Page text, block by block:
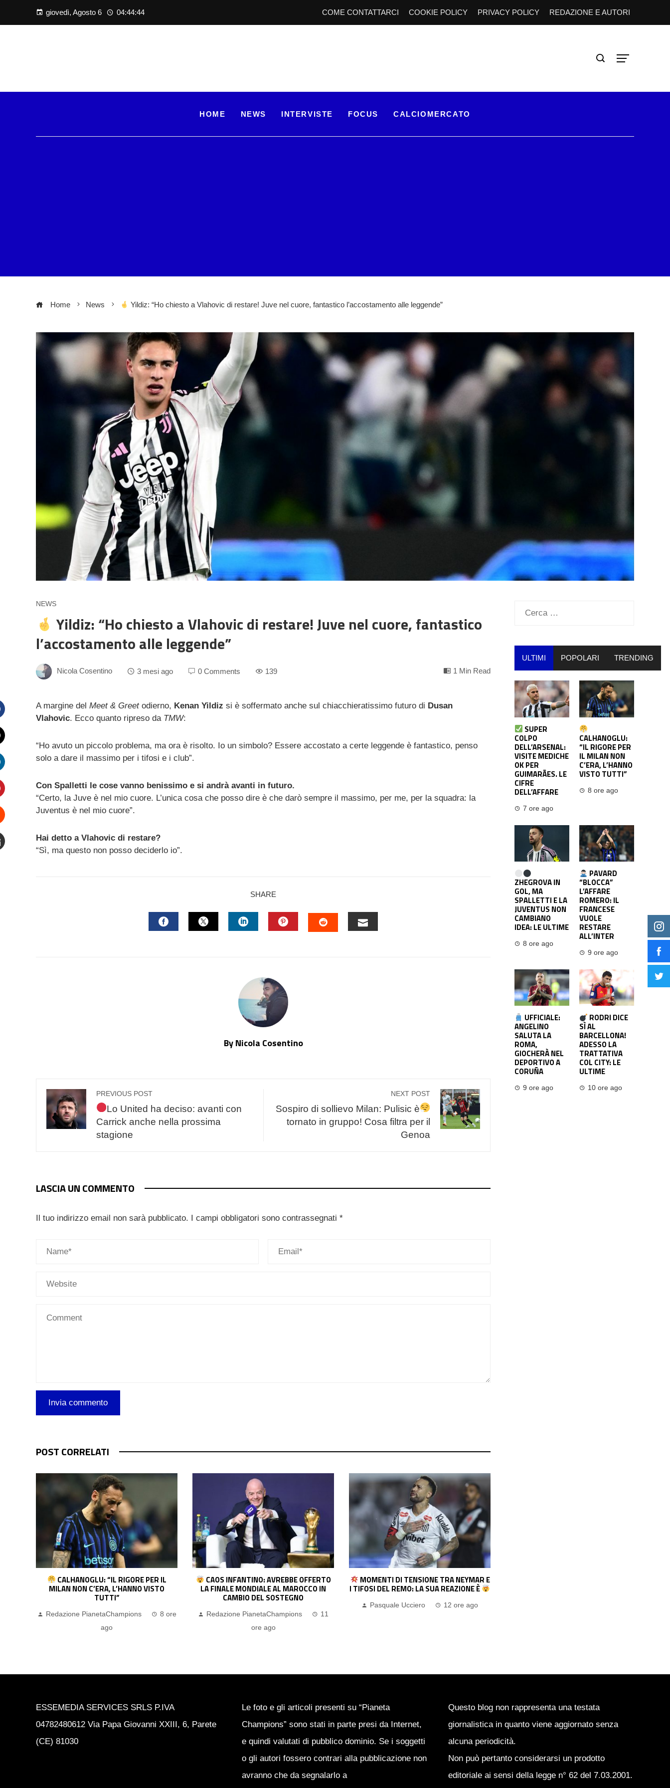
giovedì, Agosto 6 04:44:45 COME CONTATTARCI COOKIE POLICY PRIVACY POLICY REDAZIONE E AUTORI
HOME NEWS INTERVISTE FOCUS CALCIOMERCATO
Home News Yildiz: “Ho chiesto a Vlahovic di restare! Juve nel cuore, fantastico l’accostamento alle leggende”
NEWS
Yildiz: “Ho chiesto a Vlahovic di restare! Juve nel cuore, fantastico
l’accostamento alle leggende”
Nicola Cosentino 3 mesi ago 0 Comments 139 1 Min Read
A margine del Meet & Greetodierno, Kenan Yildiz si è soffermato anche sul chiacchieratissimo futuro di Dusan
Vlahovic. Ecco quanto ripreso da TMW:
“Ho avuto un piccolo problema, ma ora è risolto. Io un simbolo? Essere accostato a certe leggende è fantastico, penso
solo a dare il massimo per i tifosi e i club”.
Con Spalletti le cose vanno benissimo e si andrà avanti in futuro.
“Certo, la Juve è nel mio cuore. L’unica cosa che posso dire è che darò sempre il massimo, per me, per la squadra: la
Juventus è nel mio cuore”.
Hai detto a Vlahovic di restare?
“Sì, ma questo non posso deciderlo io”.
SHARE
By Nicola Cosentino
PREVIOUS POST
Lo United ha deciso: avanti con
Carrick anche nella prossima
stagione
NEXT POST
Sospiro di sollievo Milan: Pulisic è
tornato in gruppo! Cosa filtra per il
Genoa
LASCIA UN COMMENTO
Il tuo indirizzo email non sarà pubblicato. I campi obbligatori sono contrassegnati *
POST CORRELATI
CALHANOGLU: “IL RIGORE PER IL
MILAN NON C’ERA, L’HANNO VISTO
TUTTI”
Redazione PianetaChampions
8 ore
ago
CAOS INFANTINO: AVREBBE OFFERTO
LA FINALE MONDIALE AL MAROCCO IN
CAMBIO DEL SOSTEGNO
Redazione PianetaChampions
11
ore ago
MOMENTI DI TENSIONE TRA NEYMAR E
I TIFOSI DEL REMO: LA SUA REAZIONE È
Pasquale Ucciero 12 ore ago
Ricerca
ULTIMI POPOLARI TRENDING
SUPER
COLPO
DELL’ARSENAL:
VISITE MEDICHE
OK PER
GUIMARÃES. LE
CIFRE
DELL’AFFARE
7 ore ago
CALHANOGLU:
“IL RIGORE PER
IL MILAN NON
C’ERA, L’HANNO
VISTO TUTTI”
8 ore ago
ZHEGROVA IN
GOL, MA
SPALLETTI E LA
JUVENTUS NON
CAMBIANO
IDEA: LE ULTIME
8 ore ago
PAVARD
“BLOCCA”
L’AFFARE
ROMERO: IL
FRANCESE
VUOLE
RESTARE
ALL’INTER
9 ore ago
UFFICIALE:
ANGELINO
SALUTA LA
ROMA,
GIOCHERÀ NEL
DEPORTIVO A
CORUÑA
9 ore ago
RODRI DICE
SÌ AL
BARCELLONA!
ADESSO LA
TRATTATIVA
COL CITY: LE
ULTIME
10 ore ago
ESSEMEDIA SERVICES SRLS P.IVA
04782480612 Via Papa Giovanni XXIII, 6, Parete
(CE) 81030
Le foto e gli articoli presenti su “Pianeta
Champions” sono stati in parte presi da Internet,
e quindi valutati di pubblico dominio. Se i soggetti
o gli autori fossero contrari alla pubblicazione non
avranno che da segnalarlo a
Questo blog non rappresenta una testata
giornalistica in quanto viene aggiornato senza
alcuna periodicità.
Non può pertanto considerarsi un prodotto
editoriale ai sensi della legge n° 62 del 7.03.2001.